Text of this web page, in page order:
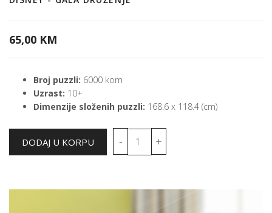
65,00 KM
Broj puzzli: 6000 kom
Uzrast: 10+
Dimenzije složenih puzzli: 168.6 x 118.4 (cm)